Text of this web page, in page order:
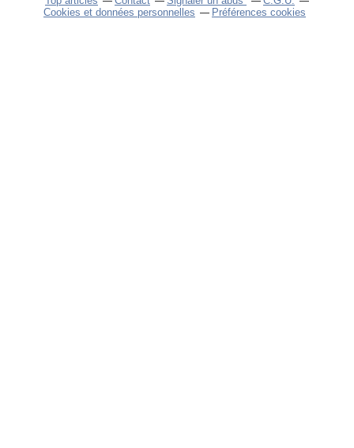
Cookies et données personnelles
Préférences cookies